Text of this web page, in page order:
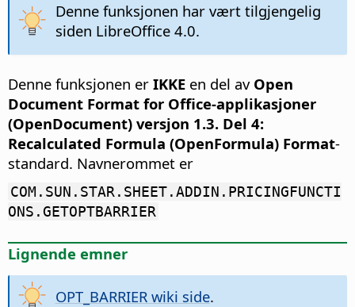
Denne funksjonen har vært tilgjengelig
siden LibreOffice 4.0.
Denne funksjonen er IKKE en del av Open
Document Format for Office-applikasjoner
(OpenDocument) versjon 1.3. Del 4:
Recalculated Formula (OpenFormula) Format-
standard. Navnerommet er
COM.SUN.STAR.SHEET.ADDIN.PRICINGFUNCTI
ONS.GETOPTBARRIER
Lignende emner
OPT_BARRIER wiki side.